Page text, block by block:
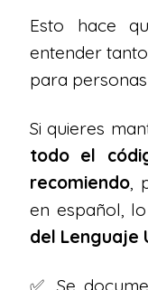
Esto hace
entender
para
Si quieres
todo el
recomiendo,
en español,
del Lenguaje
✅ Se